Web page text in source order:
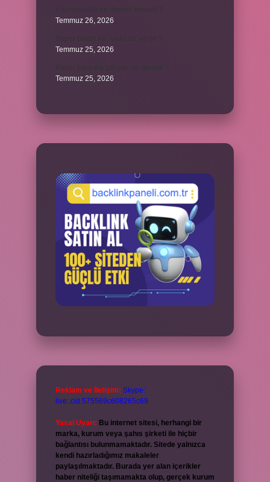
Temmuz 26, 2026
Temmuz 25, 2026
Temmuz 25, 2026
Reklam ve İletişim: Skype:
live:.cid.575569c608265c69
Yasal Uyarı: Bu internet sitesi, herhangi bir
marka, kurum veya şahıs şirketi ile hiçbir
bağlantısı bulunmamaktadır. Sitede yalnızca
kendi hazırladığımız makaleler
paylaşılmaktadır. Burada yer alan içerikler
haber niteliği taşımamakta olup, gerçek kurum